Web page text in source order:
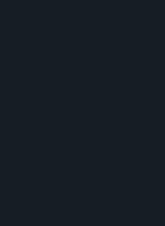
apsolutno ispravni.